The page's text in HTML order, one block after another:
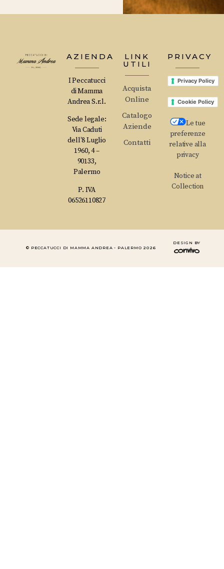
AZIENDA
I Peccatucci
di Mamma
Andrea S.r.l.
Sede legale:
Via Caduti
dell’8 Luglio
1960, 4 –
90133,
Palermo
P. IVA
06526110827
LINK
UTILI
Acquista
Online
Catalogo
Aziende
Contatti
PRIVACY
Privacy Policy
Cookie Policy
Le tue
preferenze
relative alla
privacy
Notice at
Collection
© PECCATUCCI DI MAMMA ANDREA - PALERMO 2026
DESIGN BY